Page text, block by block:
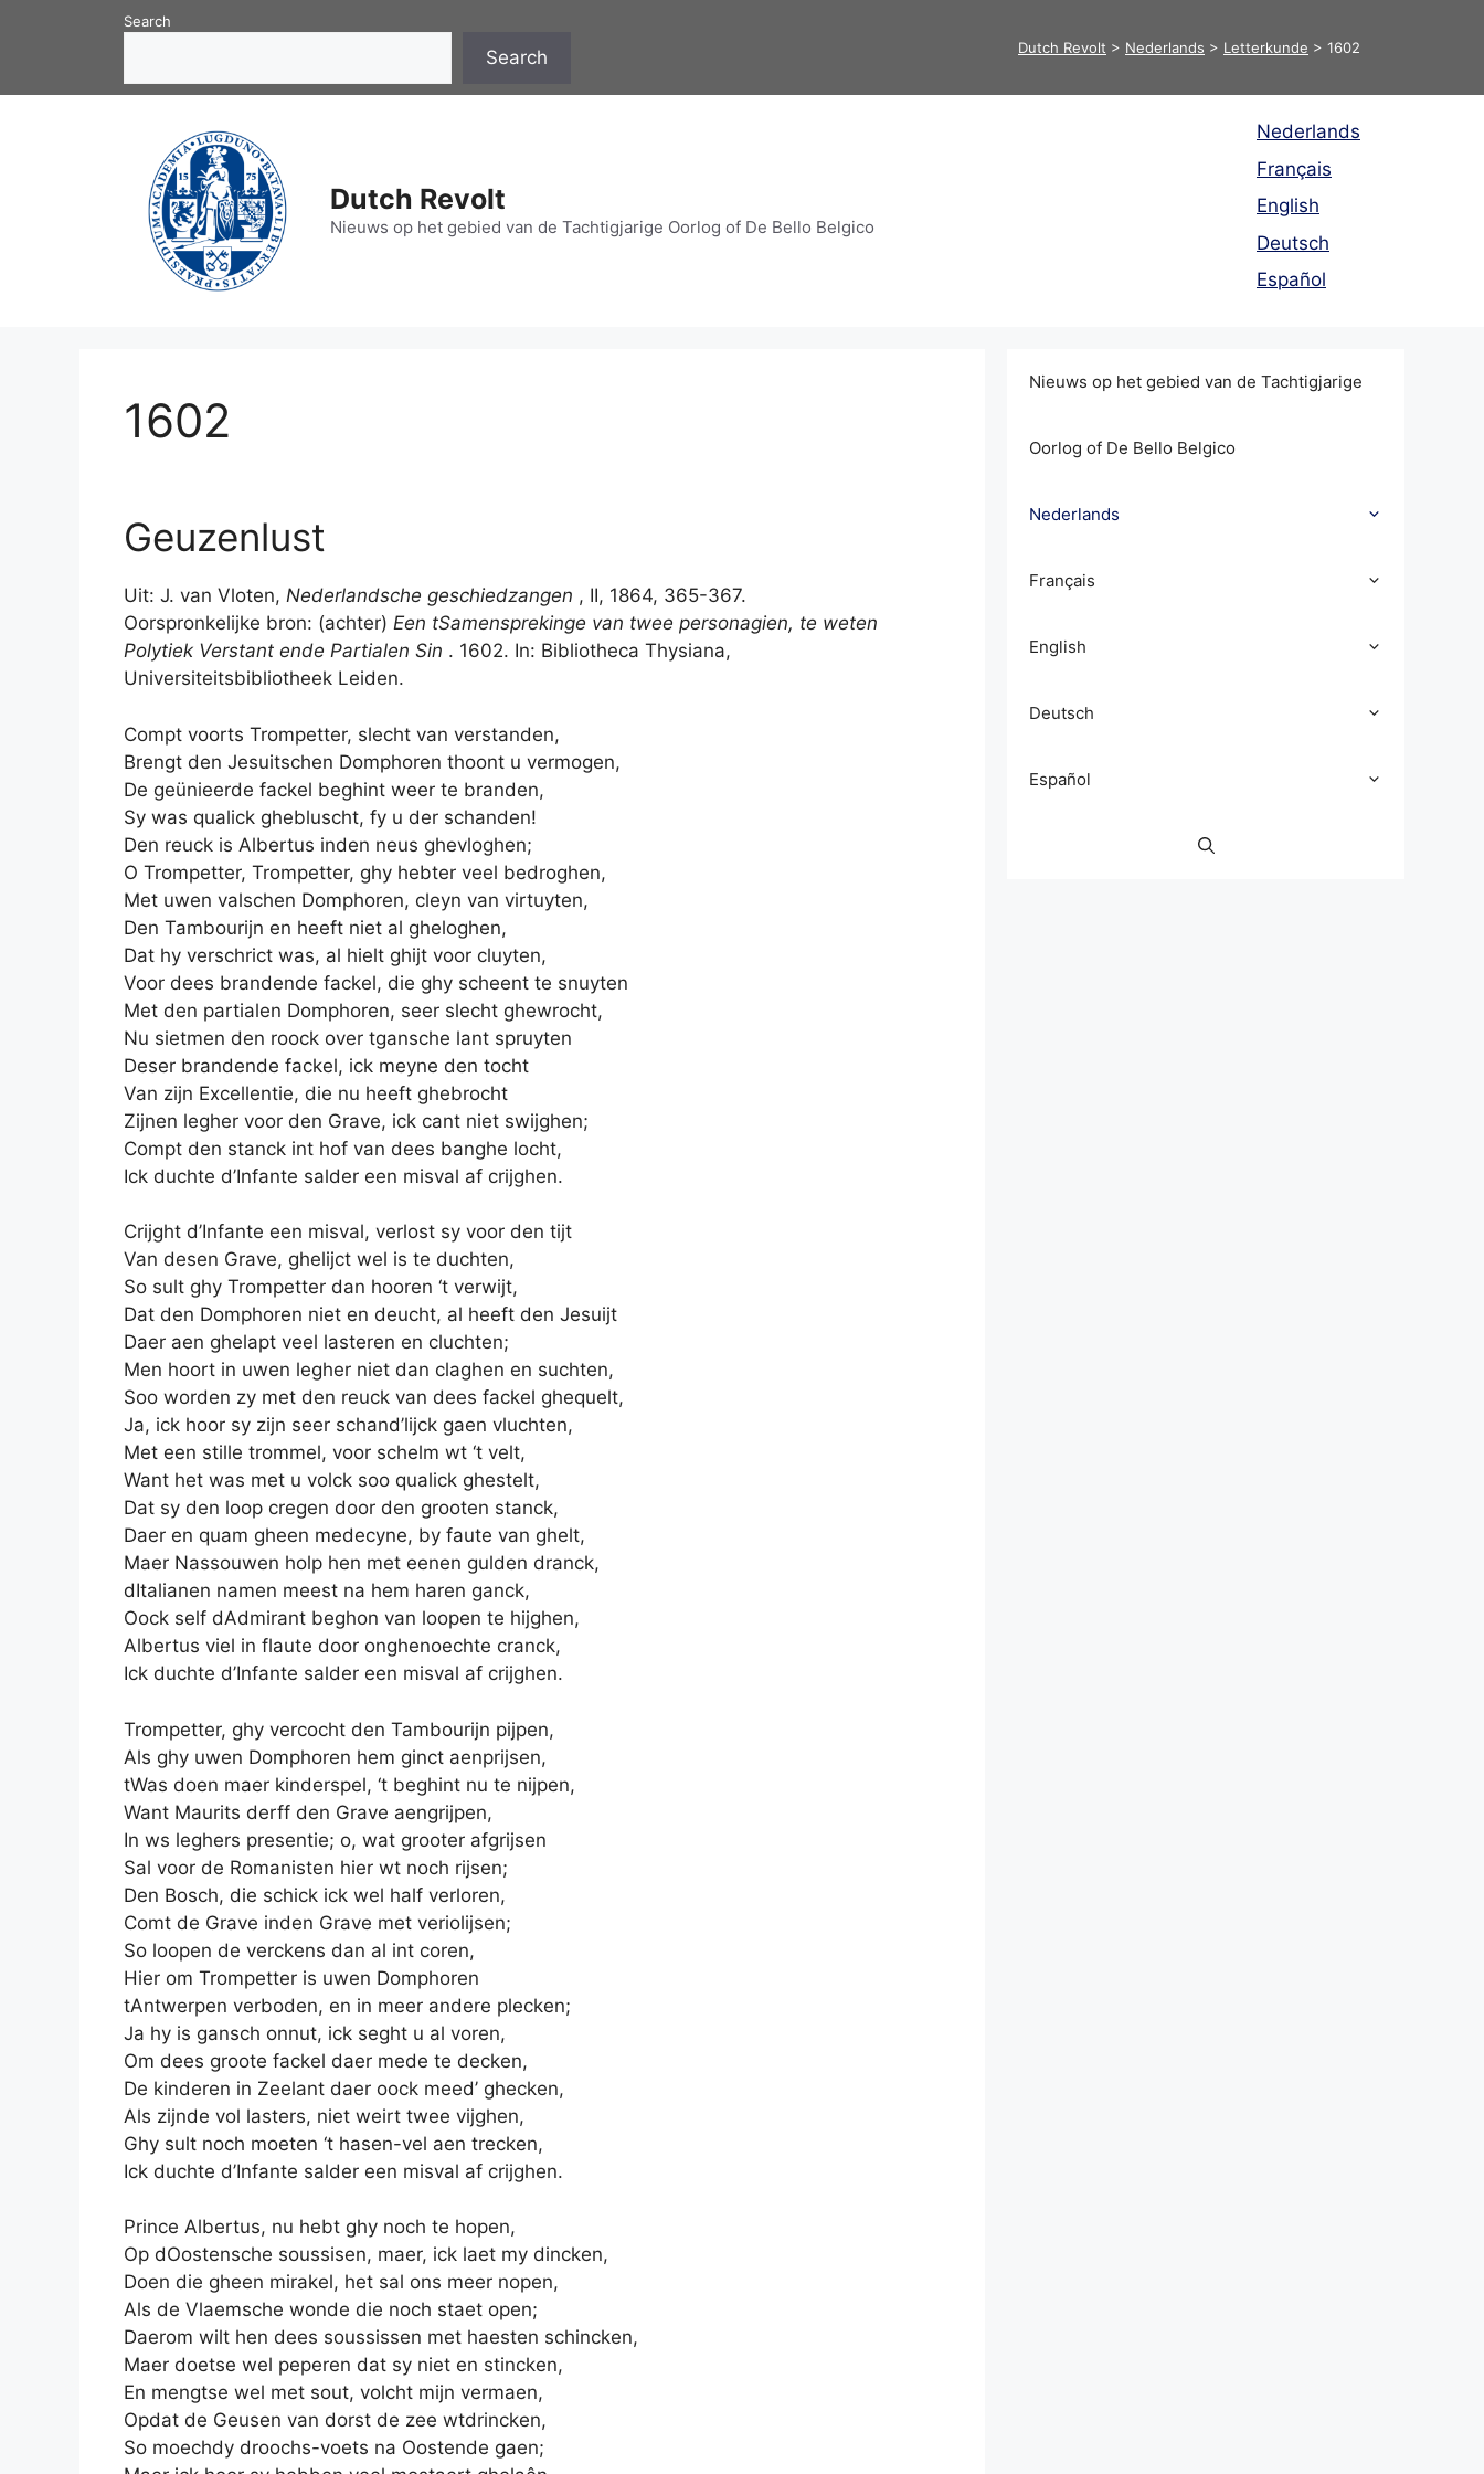
Dutch Revolt > Nederlands > Letterkunde > 1602
Search
Search
Dutch Revolt
Nieuws op het gebied van de Tachtigjarige Oorlog of De Bello Belgico
Nederlands
Français
English
Deutsch
Español
1602
Geuzenlust
Uit: J. van Vloten, Nederlandsche geschiedzangen , II, 1864, 365-367.
Oorspronkelijke bron: (achter) Een tSamensprekinge van twee personagien, te weten
Polytiek Verstant ende Partialen Sin . 1602. In: Bibliotheca Thysiana,
Universiteitsbibliotheek Leiden.
Compt voorts Trompetter, slecht van verstanden,
Brengt den Jesuitschen Domphoren thoont u vermogen,
De geünieerde fackel beghint weer te branden,
Sy was qualick ghebluscht, fy u der schanden!
Den reuck is Albertus inden neus ghevloghen;
O Trompetter, Trompetter, ghy hebter veel bedroghen,
Met uwen valschen Domphoren, cleyn van virtuyten,
Den Tambourijn en heeft niet al gheloghen,
Dat hy verschrict was, al hielt ghijt voor cluyten,
Voor dees brandende fackel, die ghy scheent te snuyten
Met den partialen Domphoren, seer slecht ghewrocht,
Nu sietmen den roock over tgansche lant spruyten
Deser brandende fackel, ick meyne den tocht
Van zijn Excellentie, die nu heeft ghebrocht
Zijnen legher voor den Grave, ick cant niet swijghen;
Compt den stanck int hof van dees banghe locht,
Ick duchte d’Infante salder een misval af crijghen.
Crijght d’Infante een misval, verlost sy voor den tijt
Van desen Grave, ghelijct wel is te duchten,
So sult ghy Trompetter dan hooren ‘t verwijt,
Dat den Domphoren niet en deucht, al heeft den Jesuijt
Daer aen ghelapt veel lasteren en cluchten;
Men hoort in uwen legher niet dan claghen en suchten,
Soo worden zy met den reuck van dees fackel ghequelt,
Ja, ick hoor sy zijn seer schand’lijck gaen vluchten,
Met een stille trommel, voor schelm wt ‘t velt,
Want het was met u volck soo qualick ghestelt,
Dat sy den loop cregen door den grooten stanck,
Daer en quam gheen medecyne, by faute van ghelt,
Maer Nassouwen holp hen met eenen gulden dranck,
dItalianen namen meest na hem haren ganck,
Oock self dAdmirant beghon van loopen te hijghen,
Albertus viel in flaute door onghenoechte cranck,
Ick duchte d’Infante salder een misval af crijghen.
Trompetter, ghy vercocht den Tambourijn pijpen,
Als ghy uwen Domphoren hem ginct aenprijsen,
tWas doen maer kinderspel, ‘t beghint nu te nijpen,
Want Maurits derff den Grave aengrijpen,
In ws leghers presentie; o, wat grooter afgrijsen
Sal voor de Romanisten hier wt noch rijsen;
Den Bosch, die schick ick wel half verloren,
Comt de Grave inden Grave met veriolijsen;
So loopen de verckens dan al int coren,
Hier om Trompetter is uwen Domphoren
tAntwerpen verboden, en in meer andere plecken;
Ja hy is gansch onnut, ick seght u al voren,
Om dees groote fackel daer mede te decken,
De kinderen in Zeelant daer oock meed’ ghecken,
Als zijnde vol lasters, niet weirt twee vijghen,
Ghy sult noch moeten ‘t hasen-vel aen trecken,
Ick duchte d’Infante salder een misval af crijghen.
Prince Albertus, nu hebt ghy noch te hopen,
Op dOostensche soussisen, maer, ick laet my dincken,
Doen die gheen mirakel, het sal ons meer nopen,
Als de Vlaemsche wonde die noch staet open;
Daerom wilt hen dees soussissen met haesten schincken,
Maer doetse wel peperen dat sy niet en stincken,
En mengtse wel met sout, volcht mijn vermaen,
Opdat de Geusen van dorst de zee wtdrincken,
So moechdy droochs-voets na Oostende gaen;
Nieuws op het gebied van de Tachtigjarige
Oorlog of De Bello Belgico
Nederlands
Français
English
Deutsch
Español